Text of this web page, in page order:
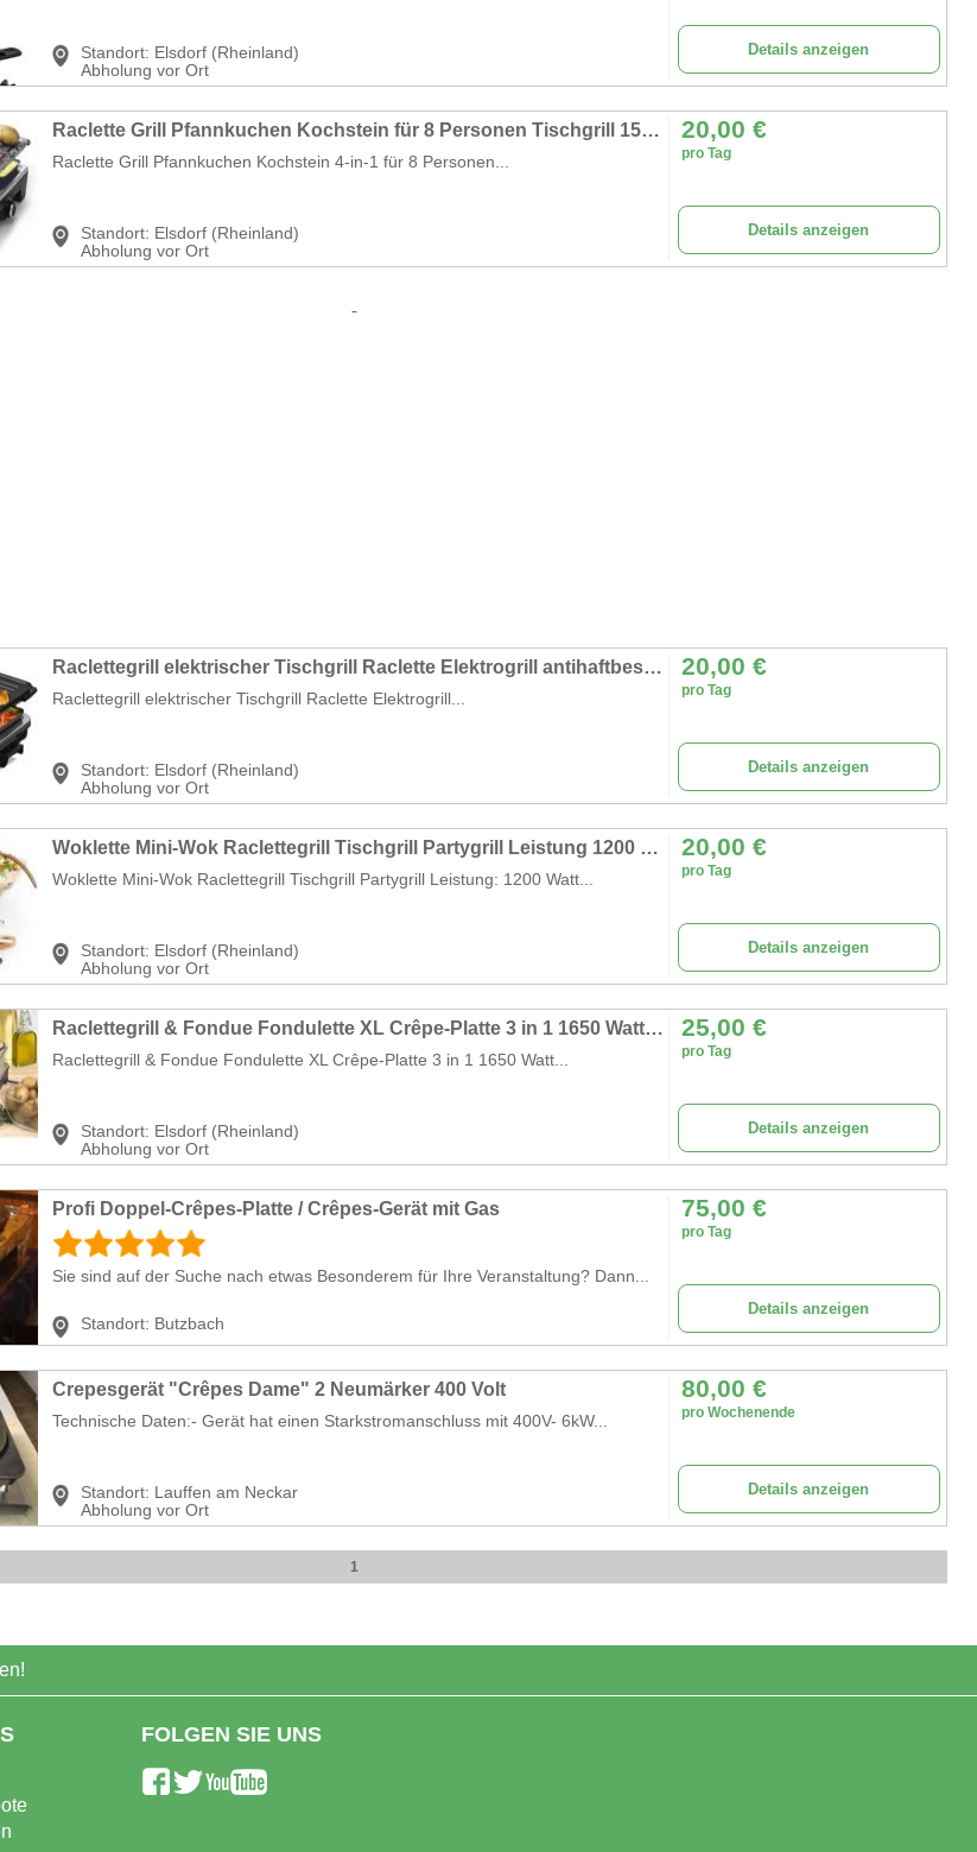
Standort: Elsdorf (Rheinland)
Abholung vor Ort
Details anzeigen
Raclette Grill Pfannkuchen Kochstein für 8 Personen Tischgrill 1500 Watt Käse & Stein
Raclette Grill Pfannkuchen Kochstein 4-in-1 für 8 Personen...
Standort: Elsdorf (Rheinland)
Abholung vor Ort
20,00 €
pro Tag
Details anzeigen
Raclettegrill elektrischer Tischgrill Raclette Elektrogrill antihaftbeschichtet wendb Grillplatte
Raclettegrill elektrischer Tischgrill Raclette Elektrogrill...
Standort: Elsdorf (Rheinland)
Abholung vor Ort
20,00 €
pro Tag
Details anzeigen
Woklette Mini-Wok Raclettegrill Tischgrill Partygrill Leistung 1200 Watt stufenlos regulierbar
Woklette Mini-Wok Raclettegrill Tischgrill Partygrill Leistung: 1200 Watt...
Standort: Elsdorf (Rheinland)
Abholung vor Ort
20,00 €
pro Tag
Details anzeigen
Raclettegrill & Fondue Fondulette XL Crêpe-Platte 3 in 1 1650 Watt Grill bis 12 Personen
Raclettegrill & Fondue Fondulette XL Crêpe-Platte 3 in 1 1650 Watt...
Standort: Elsdorf (Rheinland)
Abholung vor Ort
25,00 €
pro Tag
Details anzeigen
Profi Doppel-Crêpes-Platte / Crêpes-Gerät mit Gas
Sie sind auf der Suche nach etwas Besonderem für Ihre Veranstaltung? Dann...
Standort: Butzbach
75,00 €
pro Tag
Details anzeigen
Crepesgerät "Crêpes Dame" 2 Neumärker 400 Volt
Technische Daten:- Gerät hat einen Starkstromanschluss mit 400V- 6kW...
Standort: Lauffen am Neckar
Abholung vor Ort
80,00 €
pro Wochenende
Details anzeigen
1
FOLGEN SIE UNS